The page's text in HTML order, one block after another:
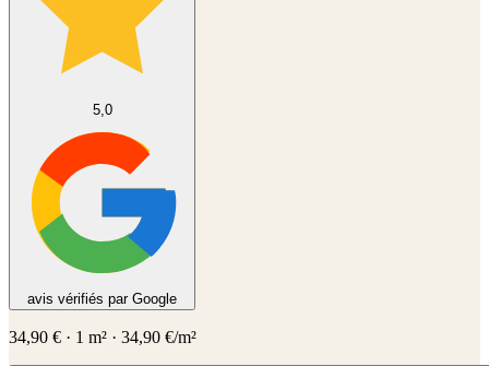
5,0
avis vérifiés par Google
34,90 € · 1 m² · 34,90 €/m²